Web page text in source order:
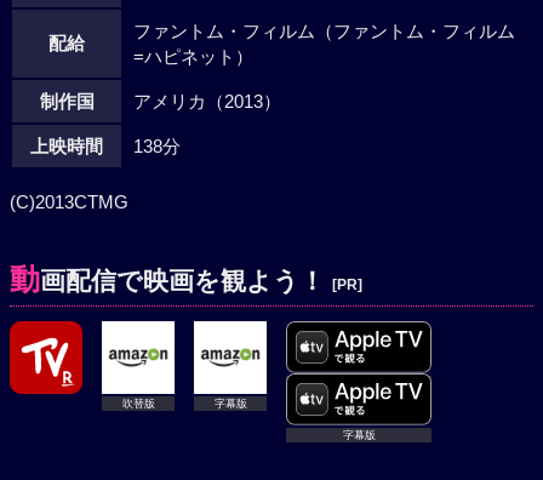
配給
ファントム・フィルム（ファントム・フィルム
=ハピネット）
制作国 アメリカ（2013）
上映時間 138分
(C)2013CTMG
動画配信で映画を観よう！ [PR]
吹替版 字幕版
吹替版
字幕版